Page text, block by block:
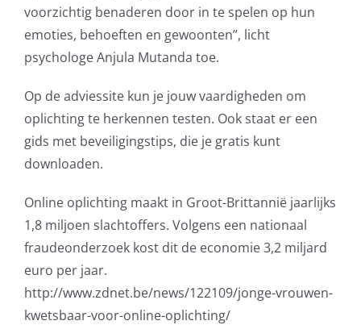
voorzichtig benaderen door in te spelen op hun
emoties, behoeften en gewoonten”, licht
psychologe Anjula Mutanda toe.
Op de adviessite kun je jouw vaardigheden om
oplichting te herkennen testen. Ook staat er een
gids met beveiligingstips, die je gratis kunt
downloaden.
Online oplichting maakt in Groot-Brittannië jaarlijks
1,8 miljoen slachtoffers. Volgens een nationaal
fraudeonderzoek kost dit de economie 3,2 miljard
euro per jaar.
http://www.zdnet.be/news/122109/jonge-vrouwen-
kwetsbaar-voor-online-oplichting/